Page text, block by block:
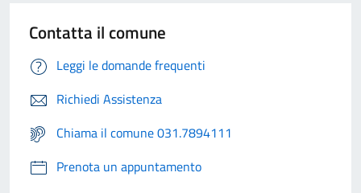
Contatta il comune
Leggi le domande frequenti
Richiedi Assistenza
Chiama il comune 031.7894111
Prenota un appuntamento